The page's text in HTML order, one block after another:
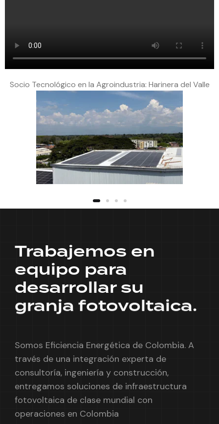
Socio Tecnológico en la Agroindustria: Harinera del Valle
Trabajemos en
equipo para
desarrollar su
granja fotovoltaica.
Somos Eficiencia Energética de Colombia. A
través de una integración experta de
consultoría, ingeniería y construcción,
entregamos soluciones de infraestructura
fotovoltaica de clase mundial con
operaciones en Colombia